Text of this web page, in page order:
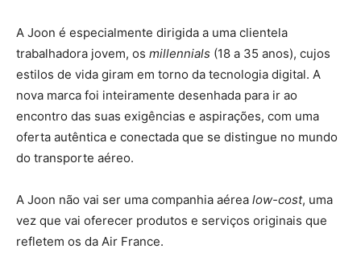
A Joon é especialmente dirigida a uma clientela
trabalhadora jovem, os millennials (18 a 35 anos), cujos
estilos de vida giram em torno da tecnologia digital. A
nova marca foi inteiramente desenhada para ir ao
encontro das suas exigências e aspirações, com uma
oferta autêntica e conectada que se distingue no mundo
do transporte aéreo.
A Joon não vai ser uma companhia aérea low-cost, uma
vez que vai oferecer produtos e serviços originais que
refletem os da Air France.